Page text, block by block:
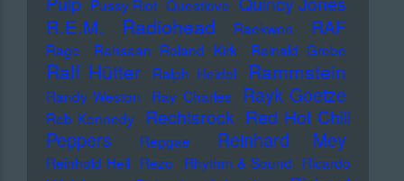
Pussy Riot Questlove
R.E.M. Radiohead Raekwon RAF
Rage Rahsaan Roland Kirk Rainald Grebe
Ralf Hütter Ralph Heidel Rammstein
Randy Weston Ray Charles Rayk Goetze
Reb Kennedy Rechtsrock Red Hot Chili
Peppers
Reggae Reinhard Mey
Reinhold Heil Rezo Rhythm & Sound Ricardo